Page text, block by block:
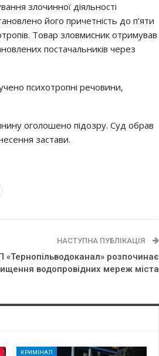
злочинної діяльності
його причетність до п’яти
Товар зловмисник отримував
постачальників через
психотропні речовини,
оголошено підозру. Суд обрав
застави.
НАСТУПНА ПУБЛІКАЦІЯ
«Тернопільводоканал» розпочинає
водопровідних мереж міста
КРИМІНАЛ